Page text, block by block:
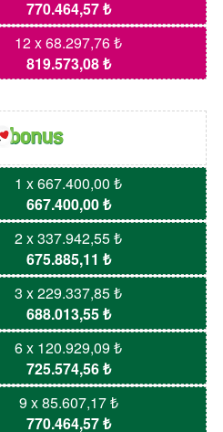
770.464,57 ₺
12 x 68.297,76 ₺
819.573,08 ₺
1 x 667.400,00 ₺
667.400,00 ₺
2 x 337.942,55 ₺
675.885,11 ₺
3 x 229.337,85 ₺
688.013,55 ₺
6 x 120.929,09 ₺
725.574,56 ₺
9 x 85.607,17 ₺
770.464,57 ₺